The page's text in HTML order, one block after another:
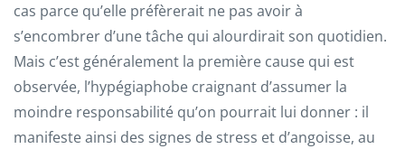
cas parce qu’elle préfèrerait ne pas avoir à
s’encombrer d’une tâche qui alourdirait son quotidien.
Mais c’est généralement la première cause qui est
observée, l’hypégiaphobe craignant d’assumer la
moindre responsabilité qu’on pourrait lui donner : il
manifeste ainsi des signes de stress et d’angoisse, au